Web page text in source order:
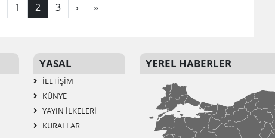
1 2 3 › »
YASAL
İLETIŞIM
KÜNYE
YAYIN İLKELERI
KURALLAR
YEREL HABERLER